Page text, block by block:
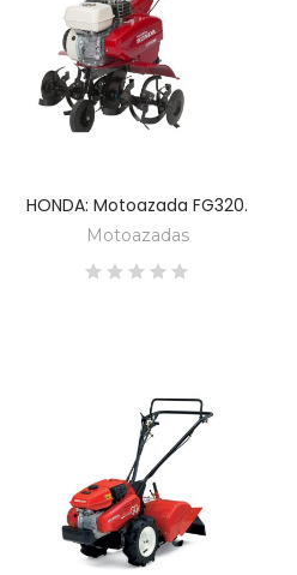
DESCUBRE
HONDA: Motoazada FG320.
Motoazadas